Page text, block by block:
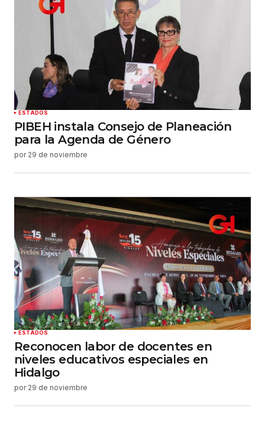
Tu correo electrónico*
Guardar mi nombre, correo electrónico y sitio
web en este navegador para la próxima vez que
haga un comentario.
ESTADOS
PIBEH instala Consejo de Planeación
para la Agenda de Género
por 29 de noviembre
ESTADOS
Reconocen labor de docentes en
niveles educativos especiales en
Hidalgo
por 29 de noviembre